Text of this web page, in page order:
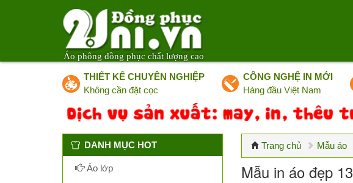
Áo phông đồng phục chất lượng cao
THIẾT KẾ CHUYÊN NGHIỆP
Không cần đặt cọc
CÔNG NGHỆ IN MỚI
Hàng đầu Việt Nam
Trang chủ Mẫu áo
Mẫu in áo đẹp 13
DANH MỤC HOT
Áo lớp